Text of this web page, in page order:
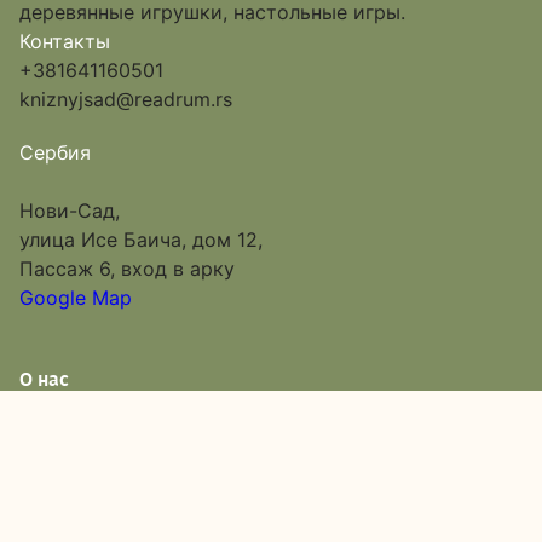
деревянные игрушки, настольные игры.
Контакты
+381641160501
kniznyjsad@readrum.rs
Сербия
Нови-Сад,
улица Исе Баича, дом 12,
Пассаж 6, вход в арку
Google Map
О нас